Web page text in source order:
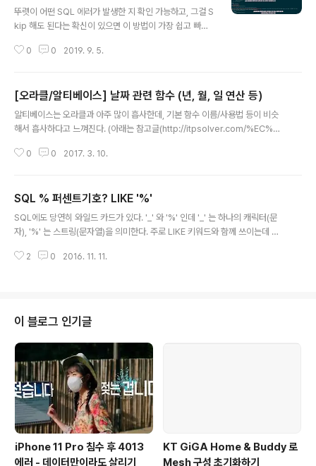
뚜렷이 어떤 SQL 에러가 발생한 지 확인 가능하고, 그걸 S
kip 해도 된다는 확신이 있으면 이 방법이 가장 쉽고 빠르
d 트랜잭션 건너 띄도록 빈(empty) 트랜잭션 주입 mysq
s affected (0.00 sec) mysql> begin; Query OK,
0 rows affected (0.00 sec) mysql> commit; Que
ry OK, 0 rows affected (0.01 sec) mysql> SET G
0 0 2019. 9. 5.
[오라클/알티베이스] 날짜 관련 함수 (년, 월, 일 연산 등)
알티베이스는 오라클과 아주 많이 흡사한데, 기본 함수 이름/사용법 등이 비슷
해서 흡사하다고 느껴진다. (아래는 참고글(http://itpsolver.com/%EC%9
EA%B4%80%EB%A0%A8-%ED%95%A8%EC%88%98-%EB%8
93%B1/)을 참고하여 작성한 글입니다.) 자주 사용되는데 가끔 헷갈릴 때가 있
어 매번 구글에서 찾아보곤 했는데 내 블로그에 정리해놓으면 더 편할 것 같음.
날짜에 대한 반올림/반내림 값 구하기 – 날짜 중에 일(dd)에 대한 반올림 SEL
0 0 2017. 3. 10.
SQL % 퍼센트기호? LIKE '%'
SQL에도 당연히 와일드 카드가 있다. '_' 와 '%' 인데 '_' 는 하나의 캐릭터(문
자), '%' 는 스트링(문자열)을 의미한다. 주로 LIKE 키워드와 함께 쓰이는데 와
ME1, COL_NAME2 WHERE COL_NAME1 LIKE '%' 의 형태로 사용하게
2 0 2016. 11. 11.
이 블로그 인기글
iPhone 11 Pro 침수 후 4013
에러 - 데이터만이라도 살리기
KT GiGA Home & Buddy 로
Mesh 구성 초기화하기